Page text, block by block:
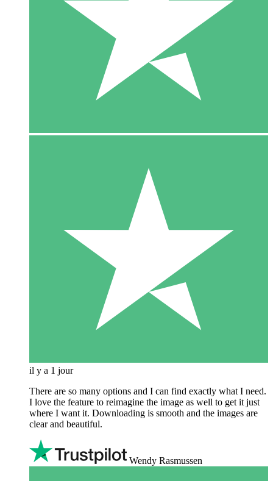
il y a 1 jour
There are so many options and I can find exactly what I need.
I love the feature to reimagine the image as well to get it just
where I want it. Downloading is smooth and the images are
clear and beautiful.
Wendy Rasmussen